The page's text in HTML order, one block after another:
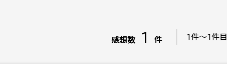
感想数 1 件 1件～1件目